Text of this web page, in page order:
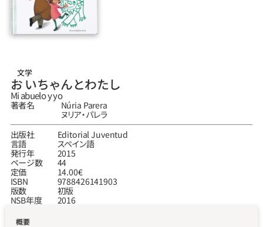
文学
お いちゃんとわたし
Mi abuelo y yo
著者名
Núria Parera
ヌリア‧パレラ
出版社
Editorial Juventud
言語
スペイン語
発行年
2015
ページ数
44
定価
14.00€
ISBN
9788426141903
版数
初版
NSB年度
2016
概要